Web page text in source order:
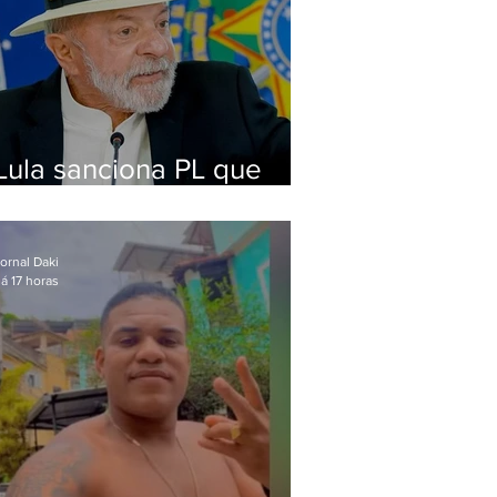
sanciona PL que
contra crianças
Daki
17 horas